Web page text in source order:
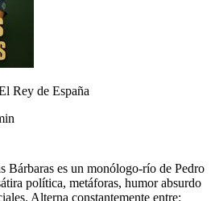
Rey de España
Bárbaras es un monólogo-río de Pedro
política, metáforas, humor absurdo
Alterna constantemente entre: